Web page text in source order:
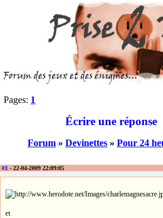
Pages: 1
Écrire une réponse
Forum » Devinettes » Pour 24
#1 - 22-04-2009 22:09:05
et